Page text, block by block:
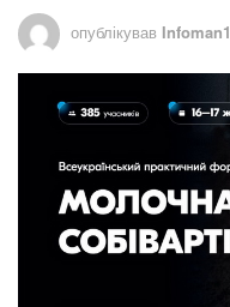
опублікував Infoman1